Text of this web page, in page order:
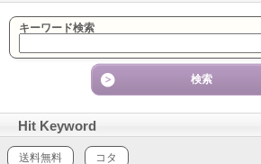
キーワード検索
Hit Keyword
送料無料 コタ